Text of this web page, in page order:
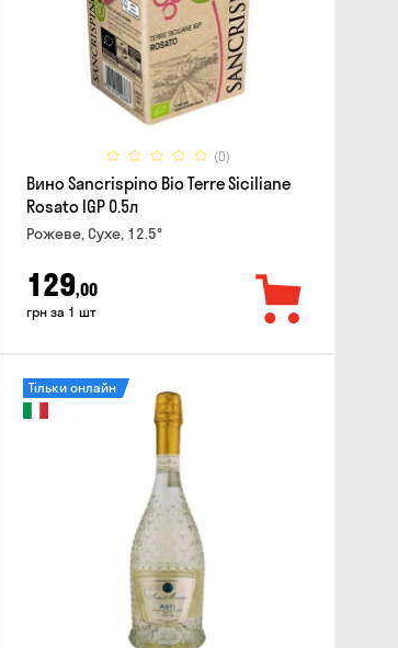
(0)
Вино Sancrispino Bio Terre Siciliane
Rosato IGP 0.5л
Рожеве, Сухе, 12.5°
129,00
грн за 1 шт
Тільки онлайн